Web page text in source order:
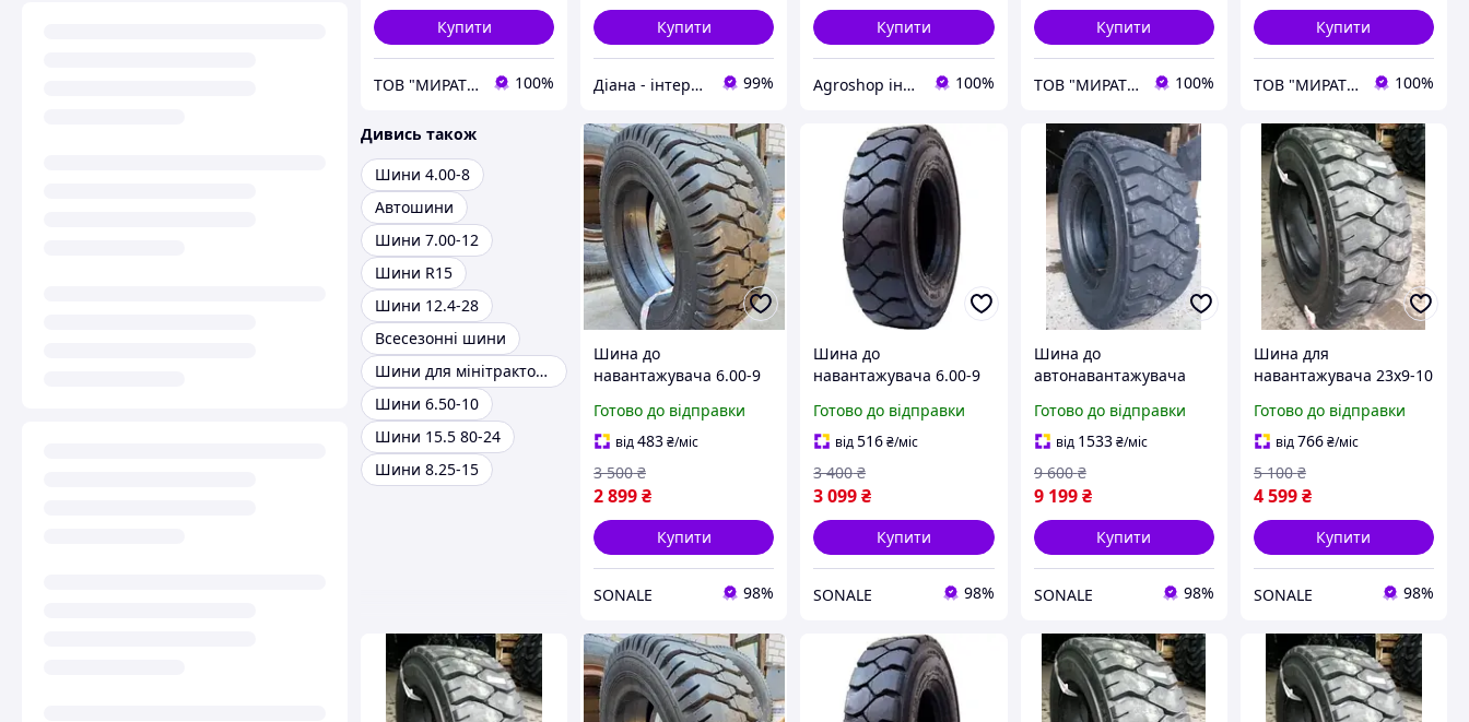
Купити
ТОВ "МИРАТОРГ-ГРУП" 100%
Купити
Діана - інтернет магазин шин для с/г техніки та мототранспорту 99%
Купити
Agroshop інтернет магазин шин 100%
Купити
ТОВ "МИРАТОРГ-ГРУП" 100%
Купити
ТОВ "МИРАТОРГ-ГРУП" 100%
Дивись також
Шини 4.00-8
Автошини
Шини 7.00-12
Шини R15
Шини 12.4-28
Всесезонні шини
Шини для мінітракторів
Шини 6.50-10
Шини 15.5 80-24
Шини 8.25-15
Шина до
навантажувача 6.00-9
Готово до відправки
від483₴/міс
2 899₴
3 500 ₴
Купити
SONALE 98%
Шина до
навантажувача 6.00-9
Готово до відправки
від516₴/міс
3 099₴
3 400 ₴
Купити
SONALE 98%
Шина до
автонавантажувача
328 20 сл - Armour
Готово до відправки
від 1533 ₴/міс
9 199 ₴
9 600 ₴
Купити
SONALE 98%
Шина для
навантажувача 23x9-10
Готово до відправки
від766₴/міс
4 599₴
5 100 ₴
Купити
SONALE 98%